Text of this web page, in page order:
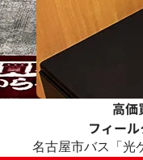
高価
フィー
名古屋市バス「光